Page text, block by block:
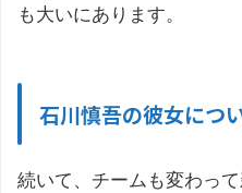
も大いにあります。
石川慎吾の彼女につ
続いて、チームも変わっ